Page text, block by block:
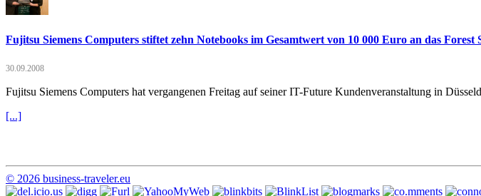
Fujitsu Siemens Computers stiftet zehn Notebooks im Gesamtwert von 10 000 Euro an das
30.09.2008
Fujitsu Siemens Computers hat vergangenen Freitag auf seiner IT-Future Kundenveranstaltung in
[...]
© 2026 business-traveler.eu